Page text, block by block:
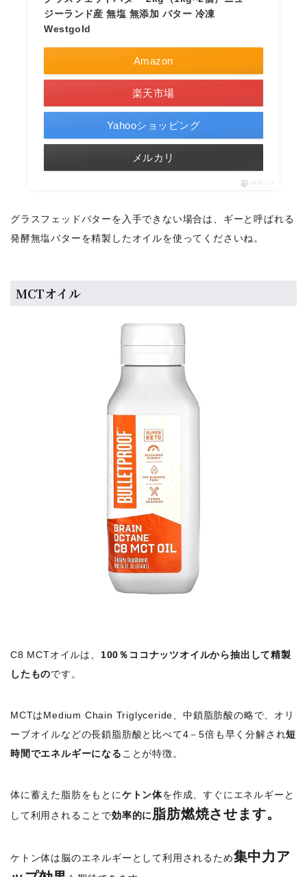
ジーランド産 無塩 無添加 バター 冷凍
Westgold
Amazon
楽天市場
Yahooショッピング
メルカリ
ポチップ
グラスフェッドバターを入手できない場合は、ギーと呼ばれる
発酵無塩バターを精製したオイルを使ってくださいね。
MCTオイル
C8 MCTオイルは、 100％ココナッツオイルから抽出して精製
したものです。
MCTはMedium Chain Triglyceride、中鎖脂肪酸の略で、オリ
ーブオイルなどの長鎖脂肪酸と比べて4－5倍も早く分解され短
時間でエネルギーになる ことが特徴。
体に蓄えた脂肪をもとにケトン体を作成、すぐにエネルギーと
して利用されることで効率的に 脂肪燃焼させます。
ケトン体は脳のエネルギーとして利用されるため集中力ア